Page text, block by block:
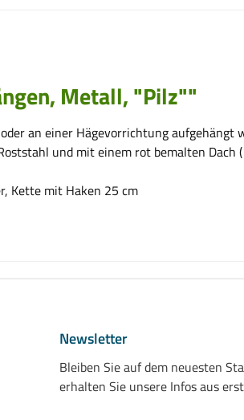
Metall, "Pilz""
an einer Hägevorrichtung aufgehängt
und mit einem rot bemalten Dach
Kette mit Haken 25 cm
Newsletter
Bleiben Sie auf dem neuesten
erhalten Sie unsere Infos aus